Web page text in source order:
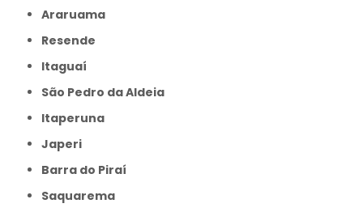
Araruama
Resende
Itaguaí
São Pedro da Aldeia
Itaperuna
Japeri
Barra do Piraí
Saquarema